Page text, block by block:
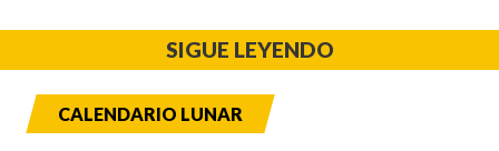
SIGUE LEYENDO
CALENDARIO LUNAR